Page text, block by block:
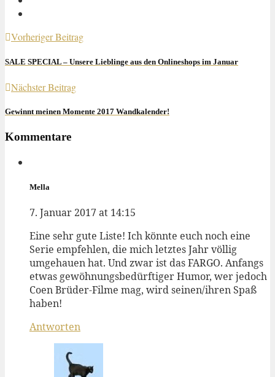
Vorheriger Beitrag
SALE SPECIAL – Unsere Lieblinge aus den Onlineshops im Januar
Nächster Beitrag
Gewinnt meinen Momente 2017 Wandkalender!
Kommentare
Mella
7. Januar 2017 at 14:15
Eine sehr gute Liste! Ich könnte euch noch eine
Serie empfehlen, die mich letztes Jahr völlig
umgehauen hat. Und zwar ist das FARGO. Anfangs
etwas gewöhnungsbedürftiger Humor, wer jedoch
Coen Brüder-Filme mag, wird seinen/ihren Spaß
haben!
Antworten